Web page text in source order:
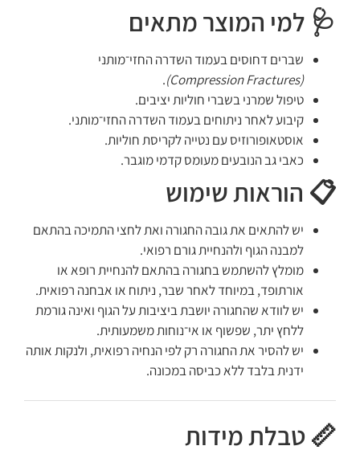
🩺 למי המוצר מתאים
שברים דחוסים בעמוד השדרה החזי־מותני
(Compression Fractures)
.
טיפול שמרני בשברי חוליות יציבים.
קיבוע לאחר ניתוחים בעמוד השדרה החזי־מותני.
אוסטאופורוזיס עם נטייה לקריסת חוליות.
כאבי גב הנובעים מעומס קדמי מוגבר.
📋 הוראות שימוש
יש להתאים את גובה החגורה ואת לחצי התמיכה בהתאם
למבנה הגוף ולהנחיית גורם רפואי.
מומלץ להשתמש בחגורה בהתאם להנחיית רופא או
אורתופד, במיוחד לאחר שבר, ניתוח או אבחנה רפואית.
יש לוודא שהחגורה יושבת ביציבות על הגוף ואינה גורמת
ללחץ יתר, שפשוף או אי־נוחות משמעותית.
יש להסיר את החגורה רק לפי הנחיה רפואית, ולנקות אותה
ידנית בלבד ללא כביסה במכונה.
📏 טבלת מידות